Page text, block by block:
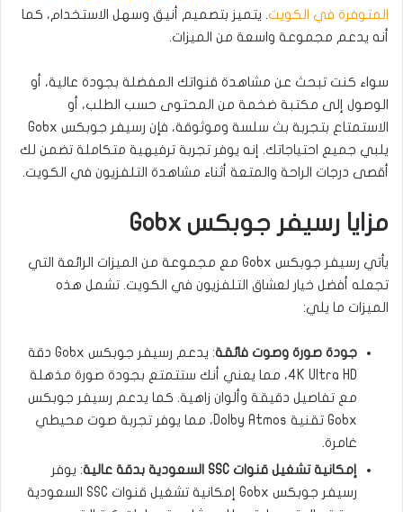
المتوفرة في الكويت. يتميز بتصميم أنيق وسهل الاستخدام، كما
أنه يدعم مجموعة واسعة من الميزات.
سواء كنت تبحث عن مشاهدة قنواتك المفضلة بجودة عالية، أو
الوصول إلى مكتبة ضخمة من المحتوى حسب الطلب، أو
الاستمتاع بتجربة بث سلسة وموثوقة، فإن رسيفر جوبكس Gobx
يلبي جميع احتياجاتك. إنه يوفر تجربة ترفيهية متكاملة تضمن لك
أقصى درجات الراحة والمتعة أثناء مشاهدة التلفزيون في الكويت.
مزايا رسيفر جوبكس Gobx
يأتي رسيفر جوبكس Gobx مع مجموعة من الميزات الرائعة التي
تجعله أفضل خيار لعشاق التلفزيون في الكويت. تشمل هذه
الميزات ما يلي:
جودة صورة وصوت فائقة
: يدعم رسيفر جوبكس Gobx دقة
4K Ultra HD، مما يعني أنك ستتمتع بجودة صورة مذهلة
مع تفاصيل دقيقة وألوان زاهية. كما يدعم رسيفر جوبكس
Gobx تقنية Dolby Atmos، مما يوفر تجربة صوت محيطي
غامرة.
إمكانية تشغيل قنوات SSC السعودية بدقة عالية
: يوفر
رسيفر جوبكس Gobx إمكانية تشغيل قنوات SSC السعودية